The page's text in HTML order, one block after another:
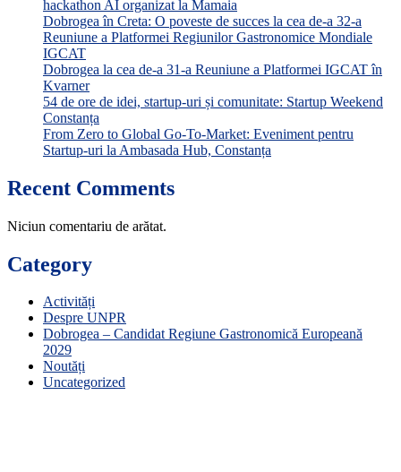
hackathon AI organizat la Mamaia
Dobrogea în Creta: O poveste de succes la cea de-a 32-a
Reuniune a Platformei Regiunilor Gastronomice Mondiale
IGCAT
Dobrogea la cea de-a 31-a Reuniune a Platformei IGCAT în
Kvarner
54 de ore de idei, startup-uri și comunitate: Startup Weekend
Constanța
From Zero to Global Go-To-Market: Eveniment pentru
Startup-uri la Ambasada Hub, Constanța
Recent Comments
Niciun comentariu de arătat.
Category
Activități
Despre UNPR
Dobrogea – Candidat Regiune Gastronomică Europeană
2029
Noutăți
Uncategorized